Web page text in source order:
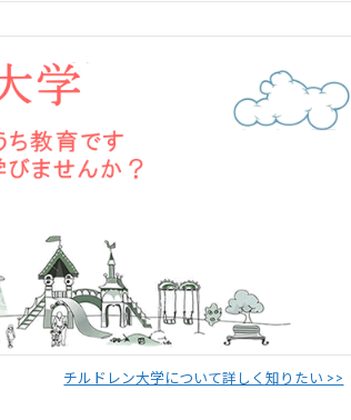
チルドレン大学について詳しく知りたい >>